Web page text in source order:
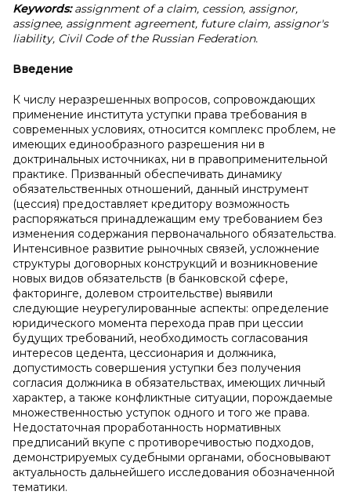
Keywords:assignment of a claim, cession, assignor,
assignee, assignment agreement, future claim, assignor's
liability, Civil Code of the Russian Federation.
Введение
К числу неразрешенных вопросов, сопровождающих
применение института уступки права требования в
современных условиях, относится комплекс проблем, не
имеющих единообразного разрешения ни в
доктринальных источниках, ни в правоприменительной
практике. Призванный обеспечивать динамику
обязательственных отношений, данный инструмент
(цессия) предоставляет кредитору возможность
распоряжаться принадлежащим ему требованием без
изменения содержания первоначального обязательства.
Интенсивное развитие рыночных связей, усложнение
структуры договорных конструкций и возникновение
новых видов обязательств (в банковской сфере,
факторинге, долевом строительстве) выявили
следующие неурегулированные аспекты: определение
юридического момента перехода прав при цессии
будущих требований, необходимость согласования
интересов цедента, цессионария и должника,
допустимость совершения уступки без получения
согласия должника в обязательствах, имеющих личный
характер, а также конфликтные ситуации, порождаемые
множественностью уступок одного и того же права.
Недостаточная проработанность нормативных
предписаний вкупе с противоречивостью подходов,
демонстрируемых судебными органами, обосновывают
актуальность дальнейшего исследования обозначенной
тематики.